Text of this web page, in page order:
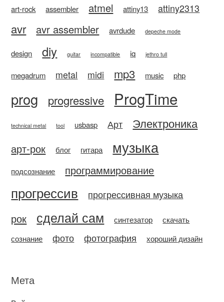
art-rock assembler atmel attiny13 attiny2313
avr avr assembler avrdude depeche mode
design diy guitar incompatible iq jethro tull
megadrum metal midi mp3 music php
prog progressive ProgTime
technical metal tool usbasp Арт Электроника
арт-рок блог гитара музыка
подсознание программирование
прогрессив прогрессивная музыка
рок сделай сам синтезатор
скачать
сознание
фото фотография хороший дизайн
Мета